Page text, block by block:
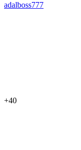
adalboss777
+40